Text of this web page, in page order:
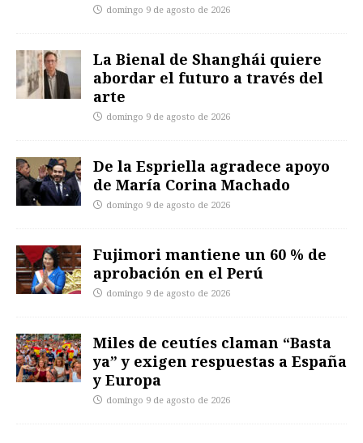
domingo 9 de agosto de 2026
La Bienal de Shanghái quiere
abordar el futuro a través del
arte
domingo 9 de agosto de 2026
De la Espriella agradece apoyo
de María Corina Machado
domingo 9 de agosto de 2026
Fujimori mantiene un 60 % de
aprobación en el Perú
domingo 9 de agosto de 2026
Miles de ceutíes claman “Basta
ya” y exigen respuestas a España
y Europa
domingo 9 de agosto de 2026